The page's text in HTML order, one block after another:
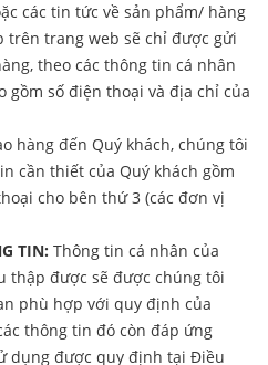
các tin tức về sản phẩm/ hàng
trên trang web sẽ chỉ được gửi
theo các thông tin cá nhân
gồm số điện thoại và địa chỉ của
hàng đến Quý khách, chúng tôi
cần thiết của Quý khách gồm
cho bên thứ 3 (các đơn vị
TIN: Thông tin cá nhân của
thập được sẽ được chúng tôi
phù hợp với quy định của
thông tin đó còn đáp ứng
dụng được quy định tại Điều